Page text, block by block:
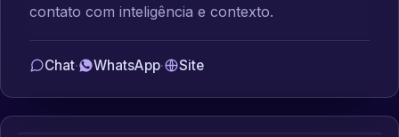
contato com inteligência e contexto.
Chat· WhatsApp· Site